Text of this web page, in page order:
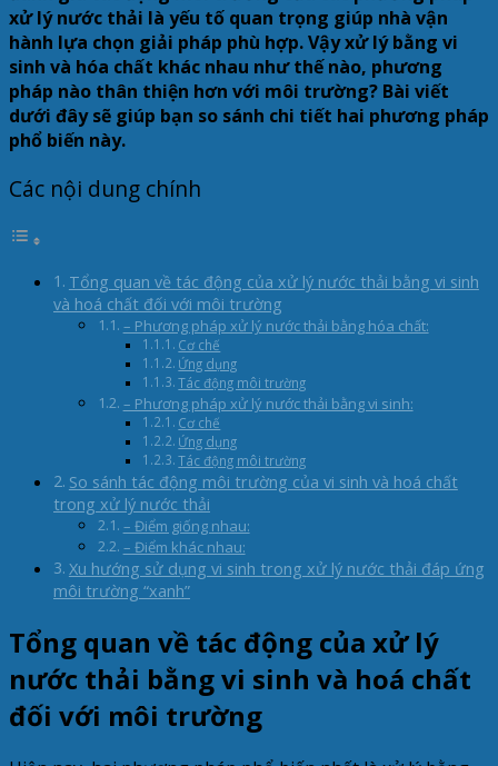
xử lý nước thải là yếu tố quan trọng giúp nhà vận
hành lựa chọn giải pháp phù hợp. Vậy xử lý bằng vi
sinh và hóa chất khác nhau như thế nào, phương
pháp nào thân thiện hơn với môi trường? Bài viết
dưới đây sẽ giúp bạn so sánh chi tiết hai phương pháp
phổ biến này.
Các nội dung chính
Tổng quan về tác động của xử lý nước thải bằng vi sinh
và hoá chất đối với môi trường
– Phương pháp xử lý nước thải bằng hóa chất:
Cơ chế
Ứng dụng
Tác động môi trường
– Phương pháp xử lý nước thải bằng vi sinh:
Cơ chế
Ứng dụng
Tác động môi trường
So sánh tác động môi trường của vi sinh và hoá chất
trong xử lý nước thải
– Điểm giống nhau:
– Điểm khác nhau:
Xu hướng sử dụng vi sinh trong xử lý nước thải đáp ứng
môi trường “xanh”
Tổng quan về tác động của xử lý
nước thải bằng vi sinh và hoá chất
đối với môi trường